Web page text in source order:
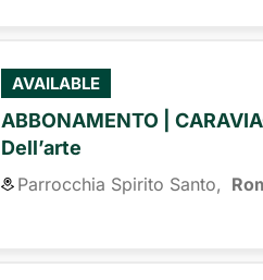
AVAILABLE
ABBONAMENTO |
Dell’arte
Parrocchia Spirito Santo,